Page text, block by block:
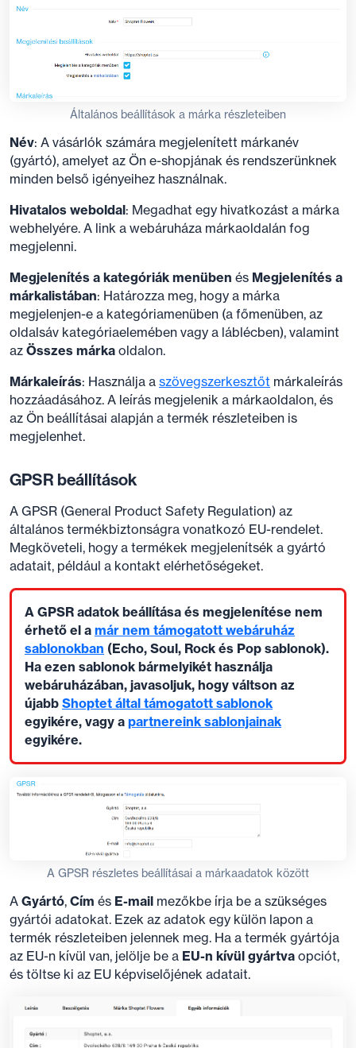
Általános beállítások a márka részleteiben
Név: A vásárlók számára megjelenített márkanév
(gyártó), amelyet az Ön e-shopjának és rendszerünknek
minden belső igényeihez használnak.
Hivatalos weboldal: Megadhat egy hivatkozást a márka
webhelyére. A link a webáruháza márkaoldalán fog
megjelenni.
Megjelenítés a kategóriák menüben és Megjelenítés a
márkalistában: Határozza meg, hogy a márka
megjelenjen-e a kategóriamenüben (a főmenüben, az
oldalsáv kategóriaelemében vagy a láblécben), valamint
az Összes márka oldalon.
Márkaleírás: Használja a szövegszerkesztőt márkaleírás
hozzáadásához. A leírás megjelenik a márkaoldalon, és
az Ön beállításai alapján a termék részleteiben is
megjelenhet.
GPSR beállítások
A GPSR (General Product Safety Regulation) az
általános termékbiztonságra vonatkozó EU-rendelet.
Megköveteli, hogy a termékek megjelenítsék a gyártó
adatait, például a kontakt elérhetőségeket.
A GPSR adatok beállítása és megjelenítése nem
érhető el a már nem támogatott webáruház
sablonokban (Echo, Soul, Rock és Pop sablonok).
Ha ezen sablonok bármelyikét használja
webáruházában, javasoljuk, hogy váltson az
újabb Shoptet által támogatott sablonok
egyikére, vagy a partnereink sablonjainak
egyikére.
A GPSR részletes beállításai a márkaadatok között
A Gyártó, Cím és E-mail mezőkbe írja be a szükséges
gyártói adatokat. Ezek az adatok egy külön lapon a
termék részleteiben jelennek meg. Ha a termék gyártója
az EU-n kívül van, jelölje be a EU-n kívül gyártva opciót,
és töltse ki az EU képviselőjének adatait.